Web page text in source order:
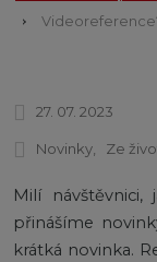
27. 07. 2023
Novinky Ze
Milí
přinášíme
krátká novinka.